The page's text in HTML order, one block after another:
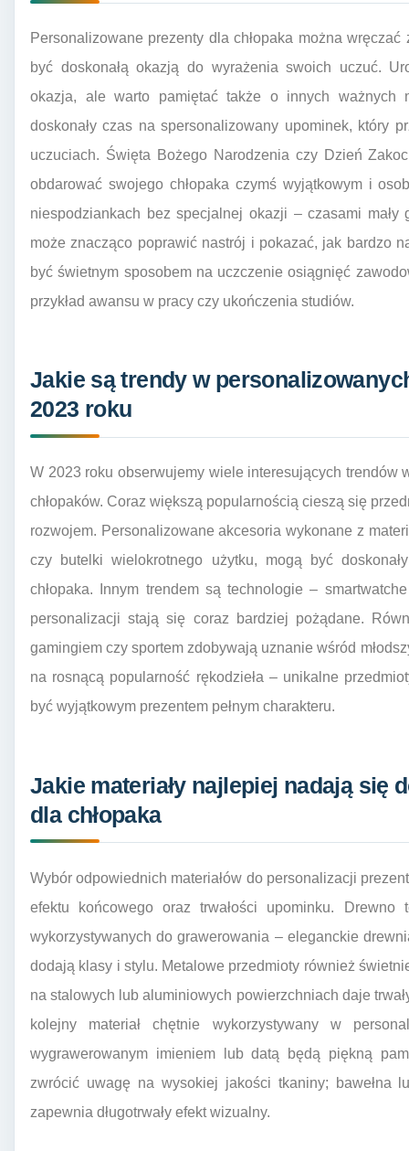
Personalizowane prezenty dla chłopaka można
być doskonałą okazją do wyrażenia swoich uczuć.
okazja, ale warto pamiętać także o innych ważnych
doskonały czas na spersonalizowany upominek, który
uczuciach. Święta Bożego Narodzenia czy Dzień
obdarować swojego chłopaka czymś wyjątkowym i
niespodziankach bez specjalnej okazji – czasami
może znacząco poprawić nastrój i pokazać, jak bardzo
być świetnym sposobem na uczczenie osiągnięć
przykład awansu w pracy czy ukończenia studiów.
Jakie są trendy w
2023 roku
W 2023 roku obserwujemy wiele interesujących trendów
chłopaków. Coraz większą popularnością cieszą się
rozwojem. Personalizowane akcesoria wykonane z
czy butelki wielokrotnego użytku, mogą być
chłopaka. Innym trendem są technologie –
personalizacji stają się coraz bardziej pożądane.
gamingiem czy sportem zdobywają uznanie wśród
na rosnącą popularność rękodzieła – unikalne
być wyjątkowym prezentem pełnym charakteru.
Jakie materiały najlepiej nadają się
dla chłopaka
Wybór odpowiednich materiałów do personalizacji
efektu końcowego oraz trwałości upominku. Drewno
wykorzystywanych do grawerowania – eleganckie
dodają klasy i stylu. Metalowe przedmioty również
na stalowych lub aluminiowych powierzchniach daje
kolejny materiał chętnie wykorzystywany w
wygrawerowanym imieniem lub datą będą piękną
zwrócić uwagę na wysokiej jakości tkaniny; bawełna
zapewnia długotrwały efekt wizualny.